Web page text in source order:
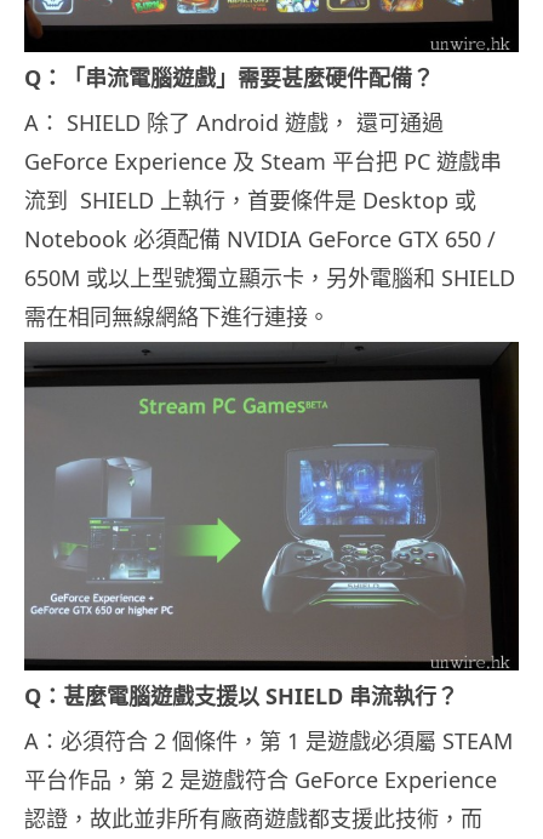
Q：「串流電腦遊戲」需要甚麼硬件配備？
A： SHIELD 除了 Android 遊戲， 還可通過
GeForce Experience 及 Steam 平台把 PC 遊戲串
流到 SHIELD 上執行，首要條件是 Desktop 或
Notebook 必須配備 NVIDIA GeForce GTX 650 /
650M 或以上型號獨立顯示卡，另外電腦和 SHIELD
需在相同無線網絡下進行連接。
Q：甚麼電腦遊戲支援以 SHIELD 串流執行？
A：必須符合 2 個條件，第 1 是遊戲必須屬 STEAM
平台作品，第 2 是遊戲符合 GeForce Experience
認證，故此並非所有廠商遊戲都支援此技術，而